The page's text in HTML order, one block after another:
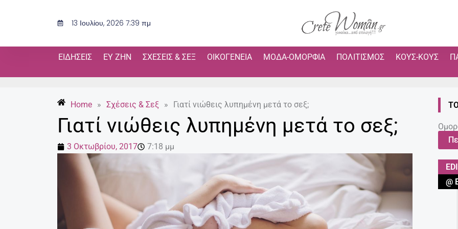
13 Ιουλίου, 2026 7:39 πμ
ΕΙΔΉΣΕΙΣ ΕΥ ΖΗΝ ΣΧΈΣΕΙΣ & ΣΕΞ ΟΙΚΟΓΈΝΕΙΑ ΜΌΔΑ-ΟΜΟΡΦΙΆ ΠΟΛΙΤΙΣΜΌΣ ΚΟΥΣ-ΚΟΥΣ
Home » Σχέσεις & Σεξ » Γιατί νιώθεις λυπημένη μετά το σεξ;
Γιατί νιώθεις λυπημένη μετά το σεξ;
3 Οκτωβρίου, 2017 7:18 μμ
@